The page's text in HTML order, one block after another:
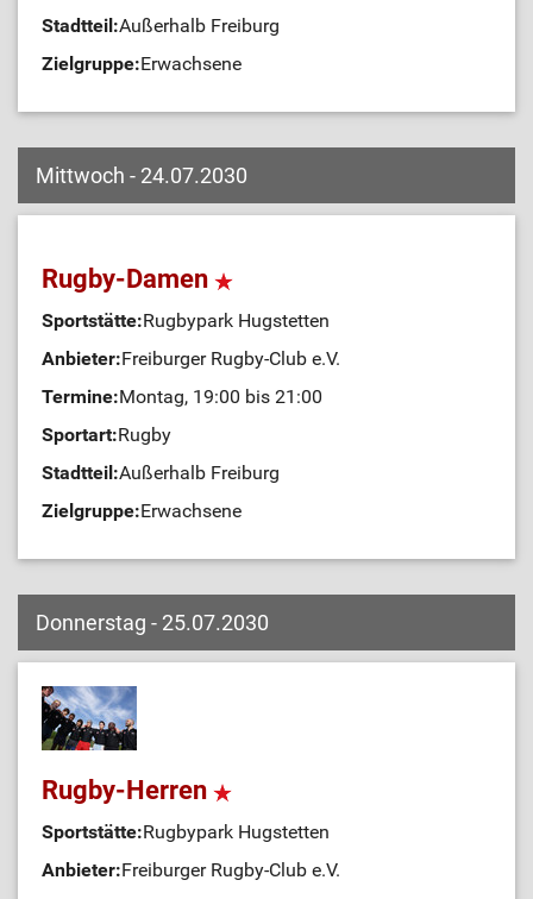
Stadtteil:Außerhalb Freiburg
Zielgruppe:Erwachsene
Mittwoch - 24.07.2030
Rugby-Damen
Sportstätte:Rugbypark Hugstetten
Anbieter:Freiburger Rugby-Club e.V.
Termine:Montag, 19:00 bis 21:00
Sportart:Rugby
Stadtteil:Außerhalb Freiburg
Zielgruppe:Erwachsene
Donnerstag - 25.07.2030
Rugby-Herren
Sportstätte:Rugbypark Hugstetten
Anbieter:Freiburger Rugby-Club e.V.